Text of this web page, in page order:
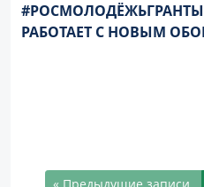
#РОСМОЛОДЁЖЬГРАНТЫ.
РАБОТАЕТ С НОВЫМ